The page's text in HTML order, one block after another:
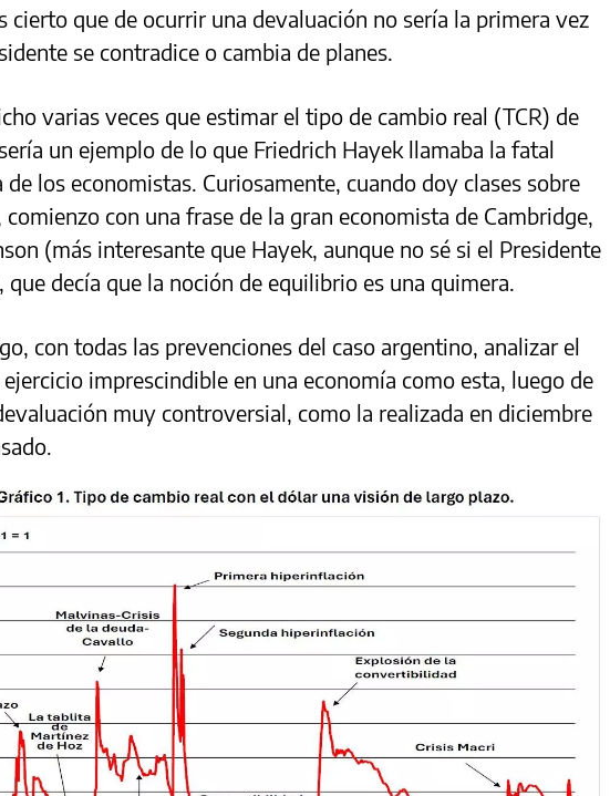
cierto que de ocurrir una devaluación no sería la primera vez
se contradice o cambia de planes.
varias veces que estimar el tipo de cambio real (TCR) de
un ejemplo de lo que Friedrich Hayek llamaba la fatal
de los economistas. Curiosamente, cuando doy clases sobre
comienzo con una frase de la gran economista de Cambridge,
(más interesante que Hayek, aunque no sé si el Presidente
que decía que la noción de equilibrio es una quimera.
con todas las prevenciones del caso argentino, analizar el
ejercicio imprescindible en una economía como esta, luego de
muy controversial, como la realizada en diciembre